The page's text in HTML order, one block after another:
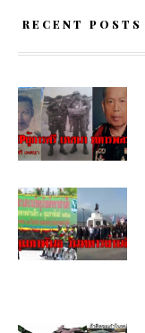
RECENT POSTS